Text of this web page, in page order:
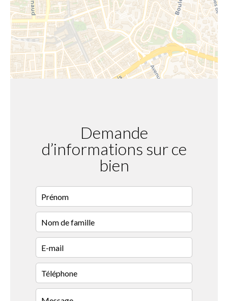
Demande
d’informations sur ce
bien